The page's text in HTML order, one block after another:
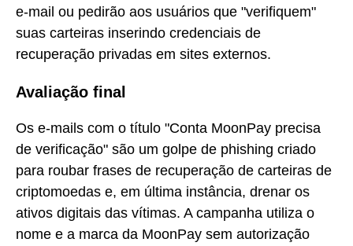
e-mail ou pedirão aos usuários que "verifiquem"
suas carteiras inserindo credenciais de
recuperação privadas em sites externos.
Avaliação final
Os e-mails com o título "Conta MoonPay precisa
de verificação" são um golpe de phishing criado
para roubar frases de recuperação de carteiras de
criptomoedas e, em última instância, drenar os
ativos digitais das vítimas. A campanha utiliza o
nome e a marca da MoonPay sem autorização